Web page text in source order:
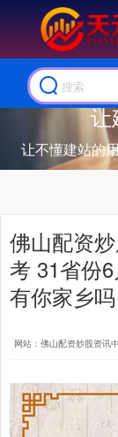
让
让不懂建站的
佛山配资
考 31省份
有你家乡吗
网站：佛山配资炒股资讯